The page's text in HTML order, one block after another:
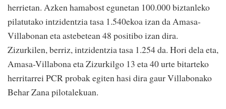
herrietan. Azken hamabost egunetan 100.000 biztanleko
pilatutako intzidentzia tasa 1.540ekoa izan da Amasa-
Villabonan eta astebetean 48 positibo izan dira.
Zizurkilen, berriz, intzidentzia tasa 1.254 da. Hori dela eta,
Amasa-Villabona eta Zizurkilgo 13 eta 40 urte bitarteko
herritarrei PCR probak egiten hasi dira gaur Villabonako
Behar Zana pilotalekuan.